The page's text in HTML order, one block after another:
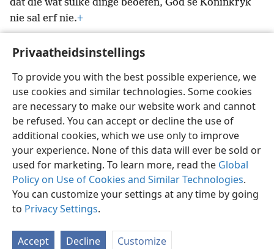
Privaatheidsinstellings
To provide you with the best possible experience, we
use cookies and similar technologies. Some cookies
are necessary to make our website work and cannot
be refused. You can accept or decline the use of
additional cookies, which we use only to improve
your experience. None of this data will ever be sold or
used for marketing. To learn more, read the Global
Policy on Use of Cookies and Similar Technologies.
You can customize your settings at any time by going
to Privacy Settings.
Accept Decline Customize
dat dié wat sulke dinge beoefen, God se Koninkryk
nie sal erf nie.+
Afrikaans Voorkeure
Copyright© 2026 Watch Tower Bible and Tract Society of Pennsylvania
Gebruiksvoorwaardes Privaatheidsbeleid
Privaatheidsinstellings
JW.ORG
Meld aan